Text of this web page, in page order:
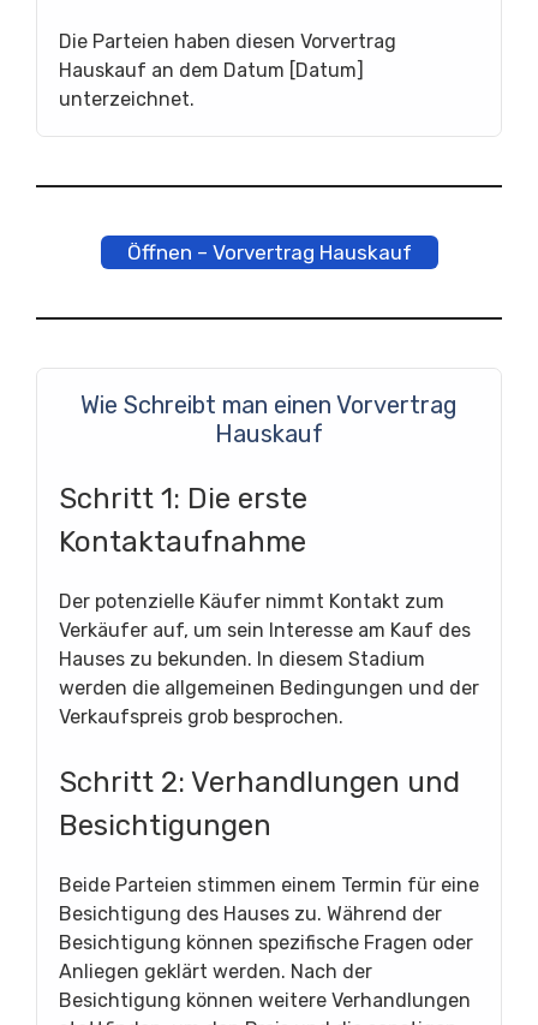
Die Parteien haben diesen Vorvertrag
Hauskauf an dem Datum [Datum]
unterzeichnet.
Öffnen – Vorvertrag Hauskauf
Wie Schreibt man einen Vorvertrag
Hauskauf
Schritt 1: Die erste
Kontaktaufnahme
Der potenzielle Käufer nimmt Kontakt zum
Verkäufer auf, um sein Interesse am Kauf des
Hauses zu bekunden. In diesem Stadium
werden die allgemeinen Bedingungen und der
Verkaufspreis grob besprochen.
Schritt 2: Verhandlungen und
Besichtigungen
Beide Parteien stimmen einem Termin für eine
Besichtigung des Hauses zu. Während der
Besichtigung können spezifische Fragen oder
Anliegen geklärt werden. Nach der
Besichtigung können weitere Verhandlungen